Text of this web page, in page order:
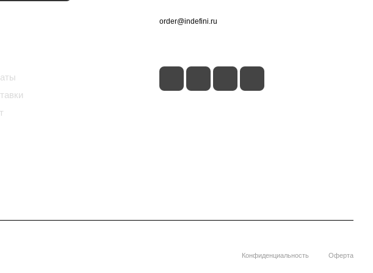
order@indefini.ru
Конфиденциальность Оферта